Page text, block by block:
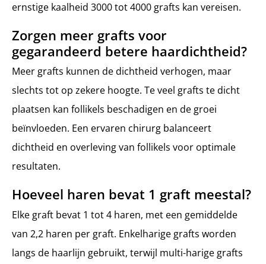
ernstige kaalheid 3000 tot 4000 grafts kan vereisen.
Zorgen meer grafts voor
gegarandeerd betere haardichtheid?
Meer grafts kunnen de dichtheid verhogen, maar
slechts tot op zekere hoogte. Te veel grafts te dicht
plaatsen kan follikels beschadigen en de groei
beïnvloeden. Een ervaren chirurg balanceert
dichtheid en overleving van follikels voor optimale
resultaten.
Hoeveel haren bevat 1 graft meestal?
Elke graft bevat 1 tot 4 haren, met een gemiddelde
van 2,2 haren per graft. Enkelharige grafts worden
langs de haarlijn gebruikt, terwijl multi-harige grafts